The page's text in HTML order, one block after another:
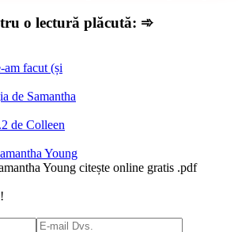
o lectură plăcută: ➾
am facut (și
de Samantha
de Colleen
Young
Young citește online gratis .pdf